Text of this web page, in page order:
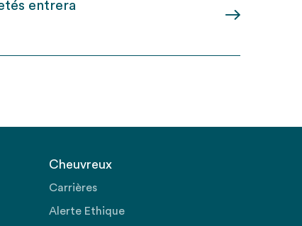
entrera
Cheuvreux
Carrières
Alerte Ethique